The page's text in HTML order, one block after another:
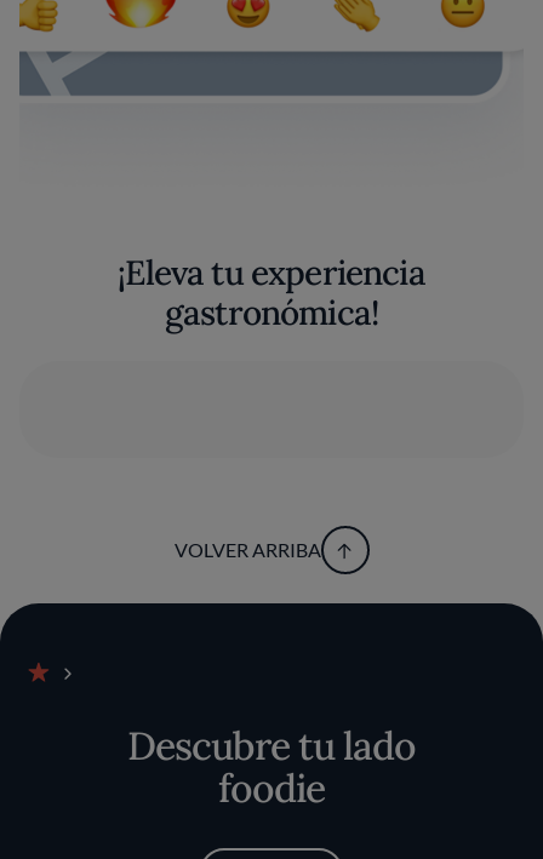
¡Eleva tu experiencia
gastronómica!
VOLVER ARRIBA
Descubre tu lado
foodie